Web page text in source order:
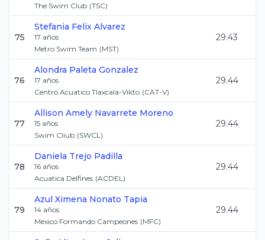
The Swim Club (TSC)
75
Stefania Felix Alvarez
17 años
Metro Swim Team (MST)
29.43
76
Alondra Paleta Gonzalez
17 años
Centro Acuatico Tlaxcala-Vikto (CAT-V)
29.44
77
Allison Amely Navarrete Moreno
15 años
Swim Cliub (SWCL)
29.44
78
Daniela Trejo Padilla
16 años
Acuatica Delfines (ACDEL)
29.44
79
Azul Ximena Nonato Tapia
14 años
Mexico Formando Campeones (MFC)
29.44